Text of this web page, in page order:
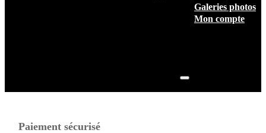
Galeries photos
Mon compte
Paiement sécurisé